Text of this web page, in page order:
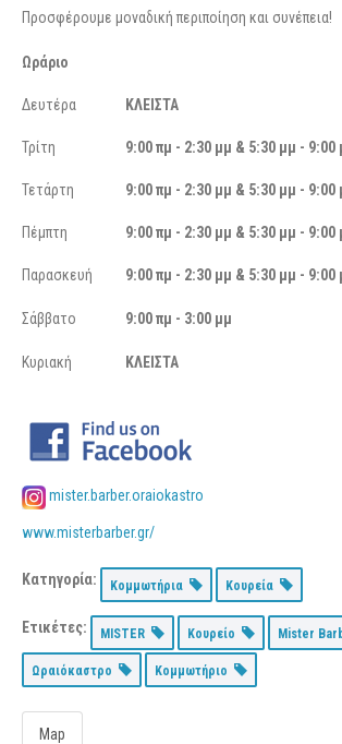
Προσφέρουμε μοναδική περιποίηση και συνέπεια!
Ωράριο
Δευτέρα ΚΛΕΙΣΤΑ
Τρίτη 9:00 πμ - 2:30 μμ & 5:30 μμ - 9:00
Τετάρτη 9:00 πμ - 2:30 μμ & 5:30 μμ - 9:00
Πέμπτη 9:00 πμ - 2:30 μμ & 5:30 μμ - 9:00
Παρασκευή 9:00 πμ - 2:30 μμ & 5:30 μμ - 9:00
Σάββατο 9:00 πμ - 3:00 μμ
Κυριακή ΚΛΕΙΣΤΑ
mister.barber.oraiokastro
www.misterbarber.gr/
Κατηγορία: Κομμωτήρια Κουρεία
Ετικέτες: MISTER Κουρείο Mister
Ωραιόκαστρο Κομμωτήριο
Map